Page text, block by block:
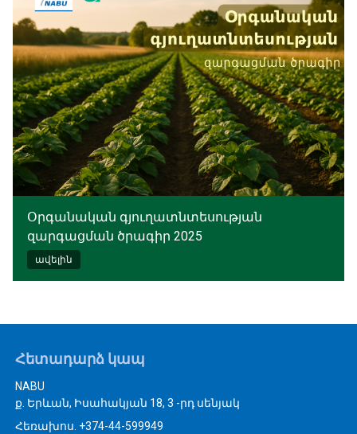
Օրգանական գյուղատնտեսության
զարգացման ծրագիր 2025
ավելին
Հետադարձ կապ
NABU
ք. Երևան, Իսահակյան 18, 3 -րդ սենյակ
Հեռախոս. +374-44-599949